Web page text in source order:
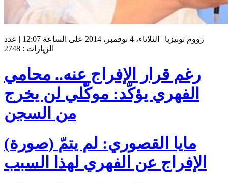
زووم تونيزيا | الثلاثاء، 4 نوفمبر، 2014 على الساعة 12:07 | عدد
الزيارات : 2748
رغم قرار الإفراج عنه.. محامي
الفهري يؤكّد: موكّلي لن يخرج
من السجن
(صورة) مايا القصوري: لم يتمّ
الإفراج عن الفهري لهذا السبب